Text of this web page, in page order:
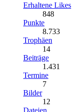
Erhaltene Likes
848
Punkte
8.733
Trophäen
14
Beiträge
1.431
Termine
7
Bilder
12
Dateien